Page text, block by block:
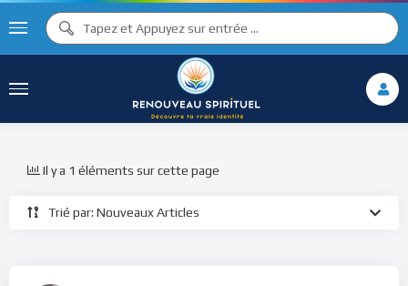
Trié par: Nouveaux Articles
Il y a 1 éléments sur cette page